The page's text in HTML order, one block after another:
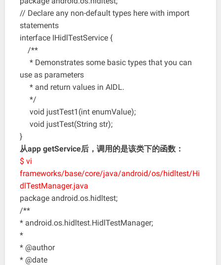
// Declare any non-default types here with import
statements
interface IHidlTestService {
/**
* Demonstrates some basic types that you can
use as parameters
* and return values in AIDL.
*/
void justTest1(int enumValue);
void justTest(String str);
}
从app getService后，调用的是该类下的函数：
$ vi
frameworks/base/core/java/android/os/hidltest/Hi
dlTestManager.java
package android.os.hidltest;
/**
* android.os.hidltest.HidlTestManager;
*
* @author
* @date